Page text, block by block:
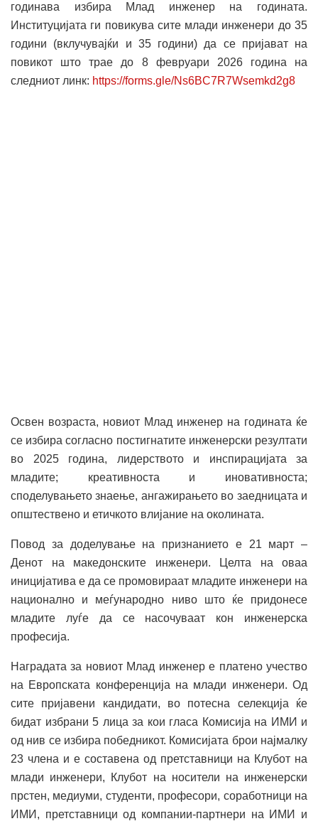
годинава избира Млад инженер на годината.
Институцијата ги повикува сите млади инженери до 35
години (вклучувајќи и 35 години) да се пријават на
повикот што трае до 8 февруари 2026 година на
следниот линк: https://forms.gle/Ns6BC7R7Wsemkd2g8
Освен возраста, новиот Млад инженер на годината ќе
се избира согласно постигнатите инженерски резултати
во 2025 година, лидерството и инспирацијата за
младите; креативноста и иновативноста;
споделувањето знаење, ангажирањето во заедницата и
општествено и етичкото влијание на околината.
Повод за доделување на признанието е 21 март –
Денот на македонските инженери. Целта на оваа
иницијатива е да се промовираат младите инженери на
национално и меѓународно ниво што ќе придонесе
младите луѓе да се насочуваат кон инженерска
професија.
Наградата за новиот Млад инженер е платено учество
на Европската конференција на млади инженери. Од
сите пријавени кандидати, во потесна селекција ќе
бидат избрани 5 лица за кои гласа Комисија на ИМИ и
од нив се избира победникот. Комисијата брои најмалку
23 члена и е составена од претставници на Клубот на
млади инженери, Клубот на носители на инженерски
прстен, медиуми, студенти, професори, соработници на
ИМИ, претставници од компании-партнери на ИМИ и